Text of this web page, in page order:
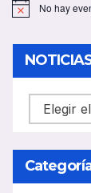
No hay
NOTICIAS
CARRIL
BUS